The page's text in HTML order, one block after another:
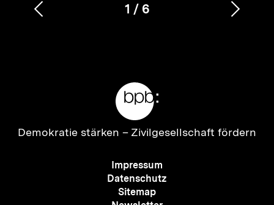
Karussellinhalt
1
von
/ 6
Vorherigen
Zur
Demokratie stärken – Zivilgesellschaft fördern
Meta-
Navigation
Impressum
Datenschutz
Sitemap